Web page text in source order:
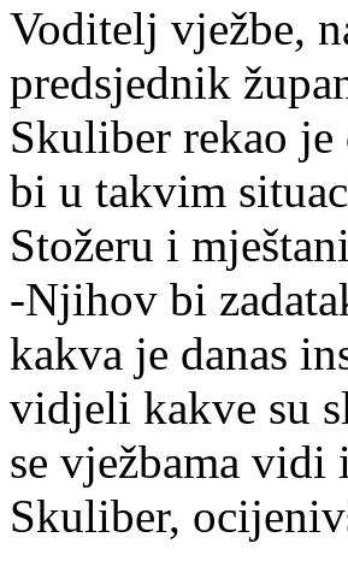
Voditelj vježbe,
predsjednik
Skuliber rekao
bi u takvim
Stožeru i
-Njihov bi
kakva je danas
vidjeli kakve su
se vježbama vidi
Skuliber,